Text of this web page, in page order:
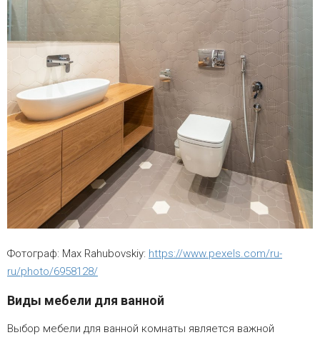
Фотограф: Max Rahubovskiy: https://www.pexels.com/ru-
ru/photo/6958128/
Виды мебели для ванной
Выбор мебели для ванной комнаты является важной